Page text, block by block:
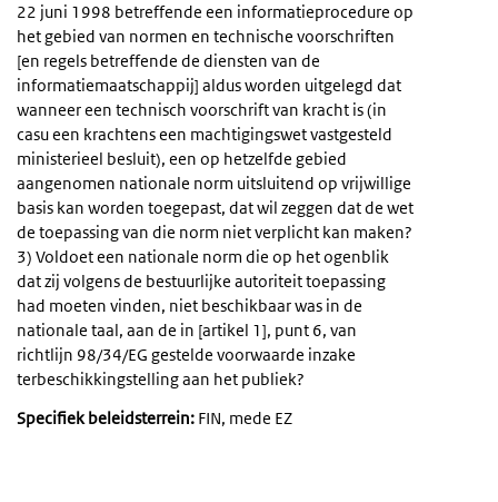
22 juni 1998 betreffende een informatieprocedure op
het gebied van normen en technische voorschriften
[en regels betreffende de diensten van de
informatiemaatschappij] aldus worden uitgelegd dat
wanneer een technisch voorschrift van kracht is (in
casu een krachtens een machtigingswet vastgesteld
ministerieel besluit), een op hetzelfde gebied
aangenomen nationale norm uitsluitend op vrijwillige
basis kan worden toegepast, dat wil zeggen dat de wet
de toepassing van die norm niet verplicht kan maken?
3) Voldoet een nationale norm die op het ogenblik
dat zij volgens de bestuurlijke autoriteit toepassing
had moeten vinden, niet beschikbaar was in de
nationale taal, aan de in [artikel 1], punt 6, van
richtlijn 98/34/EG gestelde voorwaarde inzake
terbeschikkingstelling aan het publiek?
Specifiek beleidsterrein: FIN, mede EZ